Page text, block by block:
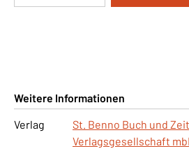
Weitere Informationen
Verlag
St. Benno Buch und
Verlagsgesellschaft